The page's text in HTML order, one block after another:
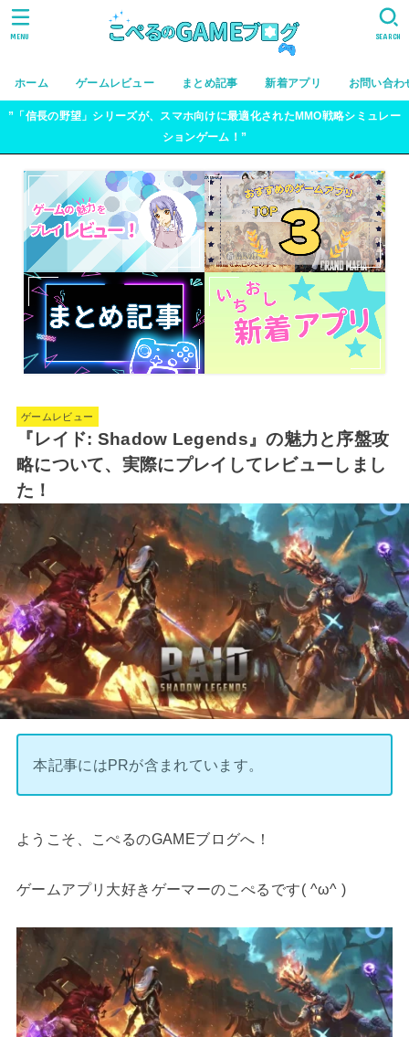
ホーム ゲームレビュー まとめ記事 新着アプリ お問い合わ
SEARCH
MENU
”「信長の野望」シリーズが、スマホ向けに最適化されたMMO戦略シミュレー
ションゲーム！”
ゲームレビュー
『レイド: Shadow Legends』の魅力と序盤攻
略について、実際にプレイしてレビューしまし
た！
本記事にはPRが含まれています。
ようこそ、こぺるのGAMEブログへ！
ゲームアプリ大好きゲーマーのこぺるです( ^ω^ )